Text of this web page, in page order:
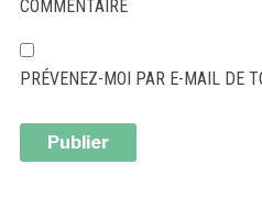
COMMENTAIRE
PRÉVENEZ-MOI PAR E-MAIL DE